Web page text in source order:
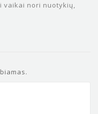
vaikai nori nuotykių,